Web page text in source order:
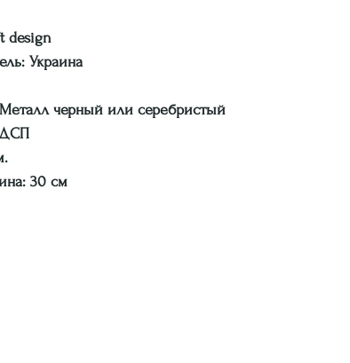
design
Украина
черный или серебристый
30 см